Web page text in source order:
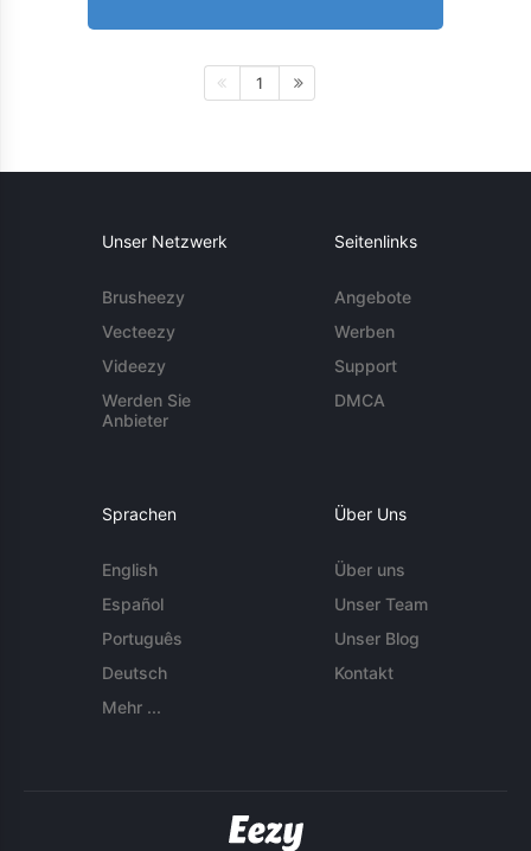
1
Unser Netzwerk
Brusheezy
Vecteezy
Videezy
Werden Sie
Anbieter
Seitenlinks
Angebote
Werben
Support
DMCA
Sprachen
English
Español
Português
Deutsch
Mehr ...
Über Uns
Über uns
Unser Team
Unser Blog
Kontakt